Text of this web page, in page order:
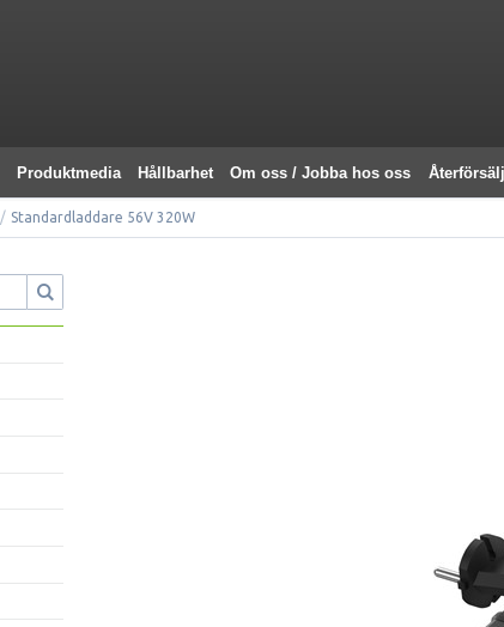
Produktmedia Hållbarhet Om oss / Jobba hos oss
/ Standardladdare 56V 320W